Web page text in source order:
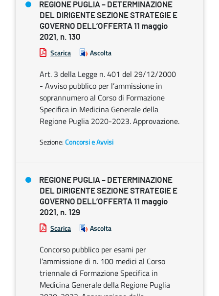
REGIONE PUGLIA – DETERMINAZIONE
DEL DIRIGENTE SEZIONE STRATEGIE E
GOVERNO DELL’OFFERTA 11 maggio
2021, n. 130
Scarica Ascolta
Art. 3 della Legge n. 401 del 29/12/2000
- Avviso pubblico per l’ammissione in
soprannumero al Corso di Formazione
Specifica in Medicina Generale della
Regione Puglia 2020-2023. Approvazione.
Sezione:Concorsi e Avvisi
REGIONE PUGLIA – DETERMINAZIONE
DEL DIRIGENTE SEZIONE STRATEGIE E
GOVERNO DELL’OFFERTA 11 maggio
2021, n. 129
Scarica Ascolta
Concorso pubblico per esami per
l’ammissione di n. 100 medici al Corso
triennale di Formazione Specifica in
Medicina Generale della Regione Puglia